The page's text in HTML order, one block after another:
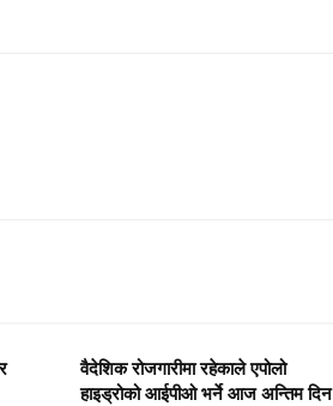
वैदेशिक रोजगारीमा रहेकाले एपोलो
हाइड्रोको आईपीओ भर्ने आज अन्तिम दिन